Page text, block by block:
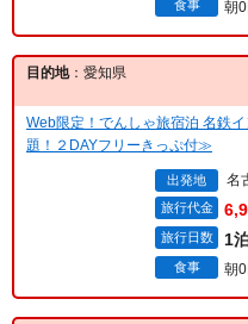
食事 朝
目的地：愛知県
Web限定！でんしゃ旅宿泊 名鉄
題！２DAYフリーきっぷ付≫
出発地 名
旅行代金
旅行日数 1
食事 朝